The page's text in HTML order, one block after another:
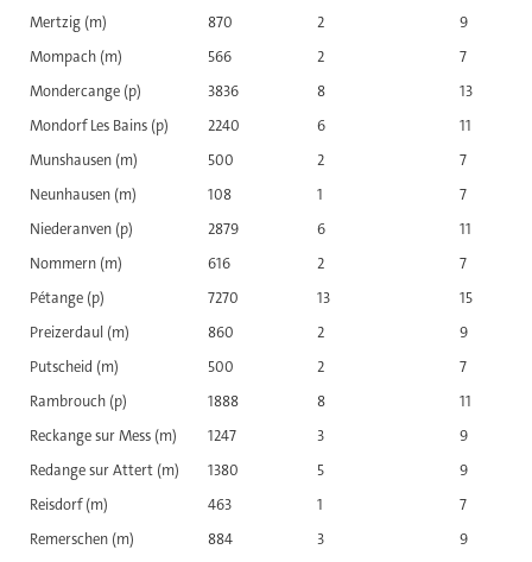
Mertzig (m)
870 2
9
Mompach (m)
566 2
7
Mondercange (p)
3836 8
13
Mondorf Les Bains (p)
2240 6
11
Munshausen (m)
500 2
7
Neunhausen (m)
108 1
7
Niederanven (p)
2879 6
11
Nommern (m)
616 2
7
Pétange (p)
7270 13
15
Preizerdaul (m)
860 2
9
Putscheid (m)
500 2
7
Rambrouch (p)
1888 8
11
Reckange sur Mess (m)
1247 3
9
Redange sur Attert (m)
1380 5
9
Reisdorf (m)
463 1
7
Remerschen (m)
884 3
9